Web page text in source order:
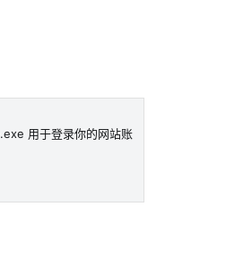
用于登录你的网站账